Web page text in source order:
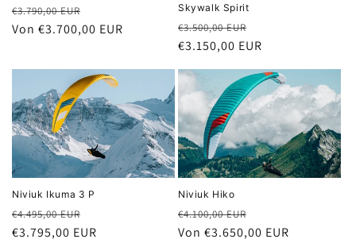
Normaler
Preis
€3.790,00 EUR
Von €3.700,00 EUR
Skywalk Spirit
Normaler
Preis
€3.500,00 EUR
€3.150,00 EUR
Niviuk Ikuma 3 P
Normaler
Preis
€4.495,00 EUR
€3.795,00 EUR
Niviuk Hiko
Normaler
Preis
€4.100,00 EUR
Von €3.650,00 EUR